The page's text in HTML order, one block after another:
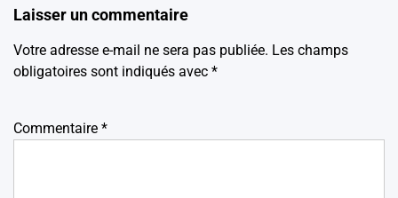
Laisser un commentaire
Votre adresse e-mail ne sera pas publiée. Les champs
obligatoires sont indiqués avec *
Commentaire *